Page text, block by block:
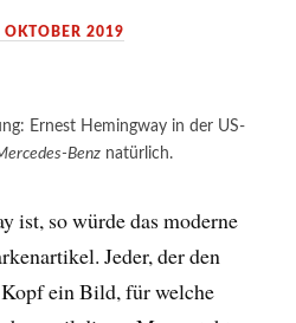
OKTOBER 2019
Ernest Hemingway in der US-
Benznatürlich.
ist, so würde das moderne
Jeder, der den
ein Bild, für welche